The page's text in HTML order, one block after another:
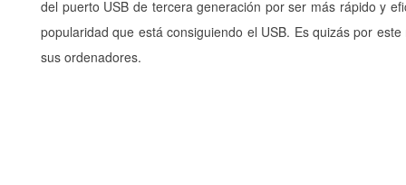
del puerto USB de tercera generación por ser más rápido y
popularidad que está consiguiendo el USB. Es quizás por
sus ordenadores.